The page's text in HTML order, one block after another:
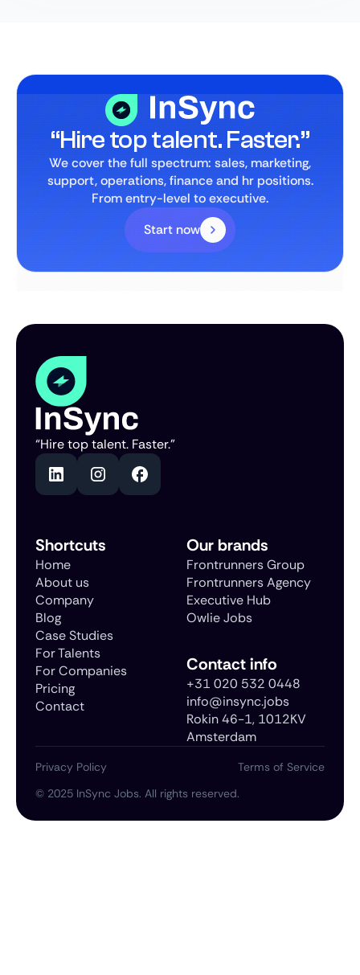
“Hire top talent. Faster.”
We cover the full spectrum: sales, marketing,
support, operations, finance and hr positions.
From entry-level to executive.
Start now
“Hire top talent. Faster.”
Shortcuts
Home
About us
Company
Blog
Case Studies
For Talents
For Companies
Pricing
Contact
Our brands
Frontrunners Group
Frontrunners Agency
Executive Hub
Owlie Jobs
Contact info
+31 020 532 0448
info@insync.jobs
Rokin 46-1, 1012KV
Amsterdam
© 2025 InSync Jobs. All rights reserved.
Privacy Policy Terms of Service